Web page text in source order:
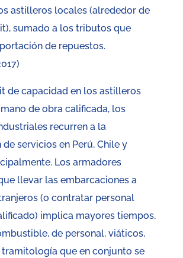
astilleros locales (alrededor de
sumado a los tributos que
de repuestos.
de capacidad en los astilleros
de obra calificada, los
recurren a la
servicios en Perú, Chile y
Los armadores
llevar las embarcaciones a
(o contratar personal
implica mayores tiempos,
de personal, viáticos,
que en conjunto se